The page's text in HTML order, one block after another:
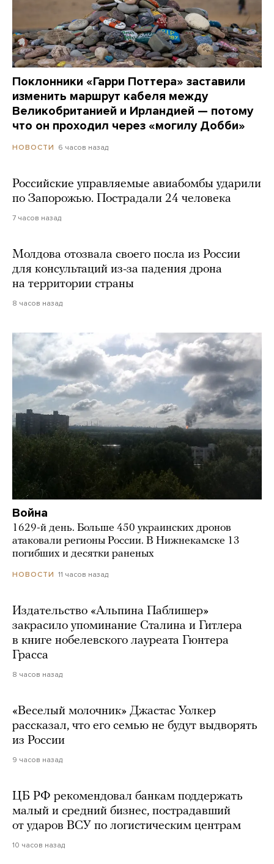
Поклонники «Гарри Поттера» заставили
изменить маршрут кабеля между
Великобританией и Ирландией — потому
что он проходил через «могилу Добби»
НОВОСТИ 6 часов назад
Российские управляемые авиабомбы ударили
по Запорожью. Пострадали 24 человека
7 часов назад
Молдова отозвала своего посла из России
для консультаций из-за падения дрона
на территории страны
8 часов назад
Война
1629-й день. Больше 450 украинских дронов
атаковали регионы России. В Нижнекамске 13
погибших и десятки раненых
НОВОСТИ 11 часов назад
Издательство «Альпина Паблишер»
закрасило упоминание Сталина и Гитлера
в книге нобелевского лауреата Гюнтера
Грасса
8 часов назад
«Веселый молочник» Джастас Уолкер
рассказал, что его семью не будут выдворять
из России
9 часов назад
ЦБ РФ рекомендовал банкам поддержать
малый и средний бизнес, пострадавший
от ударов ВСУ по логистическим центрам
10 часов назад